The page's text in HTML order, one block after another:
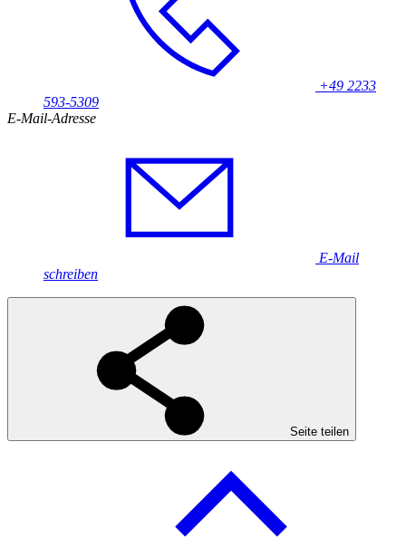
+49 2233
593-5309
E-Mail-Adresse
E-Mail
schreiben
Seite teilen